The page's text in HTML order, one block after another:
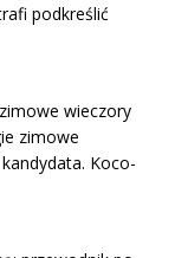
podkreślić
wieczory
zimowe
Koco-